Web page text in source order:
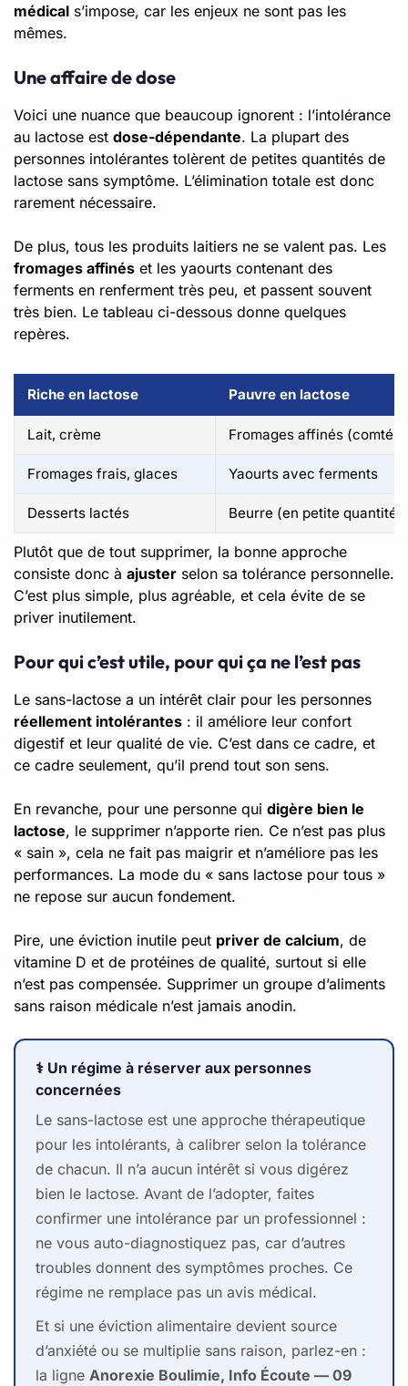
médical s’impose, car les enjeux ne sont pas les
mêmes.
Une affaire de dose
Voici une nuance que beaucoup ignorent : l’intolérance
au lactose est dose-dépendante. La plupart des
personnes intolérantes tolèrent de petites quantités de
lactose sans symptôme. L’élimination totale est donc
rarement nécessaire.
De plus, tous les produits laitiers ne se valent pas. Les
fromages affinés et les yaourts contenant des
ferments en renferment très peu, et passent souvent
très bien. Le tableau ci-dessous donne quelques
repères.
Riche en lactose Pauvre en lactose
Lait, crème Fromages affinés (comté,
Fromages frais, glaces Yaourts avec ferments
Desserts lactés Beurre (en petite quantité)
Plutôt que de tout supprimer, la bonne approche
consiste donc à ajuster selon sa tolérance personnelle.
C’est plus simple, plus agréable, et cela évite de se
priver inutilement.
Pour qui c’est utile, pour qui ça ne l’est pas
Le sans-lactose a un intérêt clair pour les personnes
réellement intolérantes : il améliore leur confort
digestif et leur qualité de vie. C’est dans ce cadre, et
ce cadre seulement, qu’il prend tout son sens.
En revanche, pour une personne qui digère bien le
lactose, le supprimer n’apporte rien. Ce n’est pas plus
« sain », cela ne fait pas maigrir et n’améliore pas les
performances. La mode du « sans lactose pour tous »
ne repose sur aucun fondement.
Pire, une éviction inutile peut priver de calcium, de
vitamine D et de protéines de qualité, surtout si elle
n’est pas compensée. Supprimer un groupe d’aliments
sans raison médicale n’est jamais anodin.
⚕️ Un régime à réserver aux personnes
concernées
Le sans-lactose est une approche thérapeutique
pour les intolérants, à calibrer selon la tolérance
de chacun. Il n’a aucun intérêt si vous digérez
bien le lactose. Avant de l’adopter, faites
confirmer une intolérance par un professionnel :
ne vous auto-diagnostiquez pas, car d’autres
troubles donnent des symptômes proches. Ce
régime ne remplace pas un avis médical.
Et si une éviction alimentaire devient source
d’anxiété ou se multiplie sans raison, parlez-en :
la ligne Anorexie Boulimie, Info Écoute — 09